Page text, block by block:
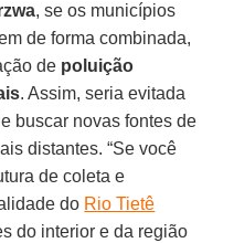
, se os municípios
de forma combinada,
de poluição
. Assim, seria evitada
buscar novas fontes de
distantes. “Se você
de coleta e
do Rio Tietê
do interior e da região